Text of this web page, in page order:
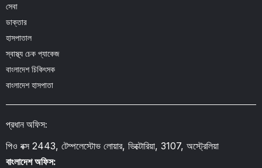
সেবা
ডাক্তার
হাসপাতাল
স্বাস্থ্য চেক প্যাকেজ
বাংলাদেশ চিকিৎসক
বাংলাদেশ হাসপাতা
প্রধান অফিস:
পিও বক্স 2443, টেম্পলেস্টোভ লোয়ার, ভিক্টোরিয়া, 3107, অস্ট্রেলিয়া
বাংলাদেশ অফিস: